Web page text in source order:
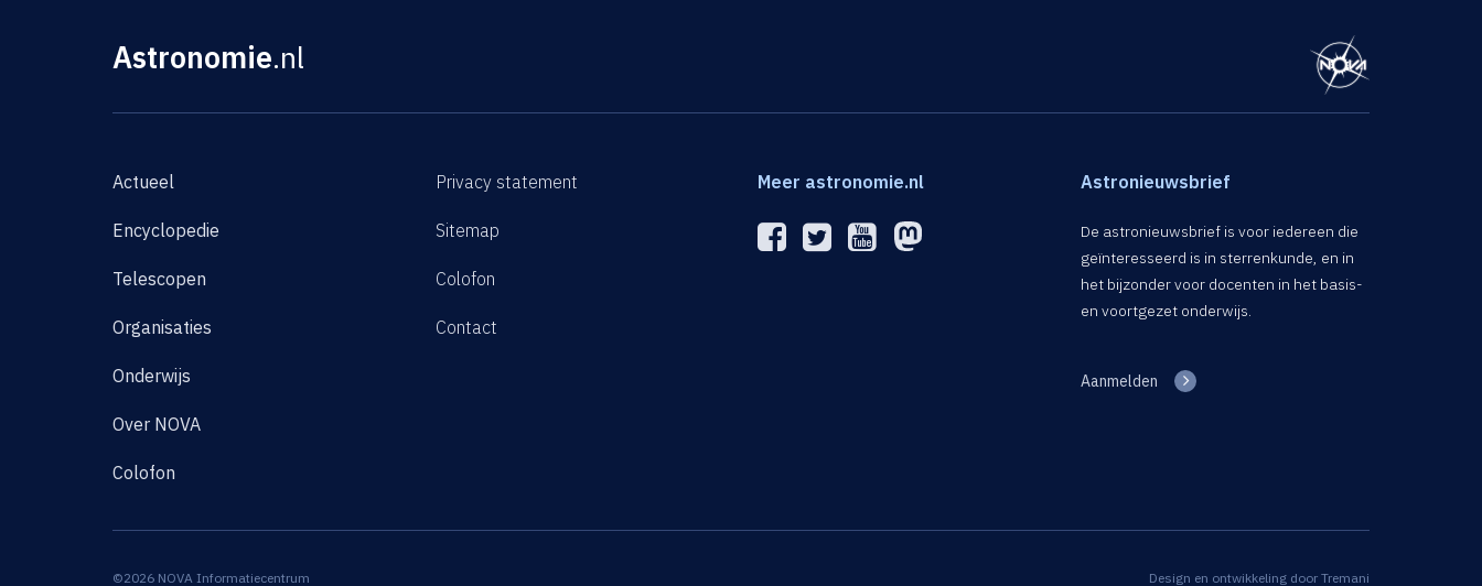
Astronomie.nl
Actueel
Encyclopedie
Telescopen
Organisaties
Onderwijs
Over NOVA
Colofon
Privacy statement
Sitemap
Colofon
Contact
Meer astronomie.nl Astronieuwsbrief
De astronieuwsbrief is voor iedereen die
geïnteresseerd is in sterrenkunde, en in
het bijzonder voor docenten in het basis-
en voortgezet onderwijs.
Aanmelden
©2026 NOVA Informatiecentrum Design en ontwikkeling door Tremani